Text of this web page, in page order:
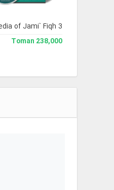
of Jami` Fiqh 3
238,000 Toman